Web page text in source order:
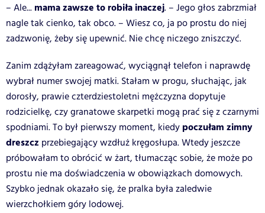
– Ale... mama zawsze to robiła inaczej. – Jego głos zabrzmiał
nagle tak cienko, tak obco. – Wiesz co, ja po prostu do niej
zadzwonię, żeby się upewnić. Nie chcę niczego zniszczyć.
Zanim zdążyłam zareagować, wyciągnął telefon i naprawdę
wybrał numer swojej matki. Stałam w progu, słuchając, jak
dorosły, prawie czterdziestoletni mężczyzna dopytuje
rodzicielkę, czy granatowe skarpetki mogą prać się z czarnymi
spodniami. To był pierwszy moment, kiedy poczułam zimny
dreszcz przebiegający wzdłuż kręgosłupa. Wtedy jeszcze
próbowałam to obrócić w żart, tłumacząc sobie, że może po
prostu nie ma doświadczenia w obowiązkach domowych.
Szybko jednak okazało się, że pralka była zaledwie
wierzchołkiem góry lodowej.